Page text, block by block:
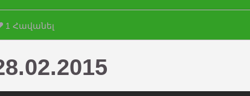
1 Հավանել